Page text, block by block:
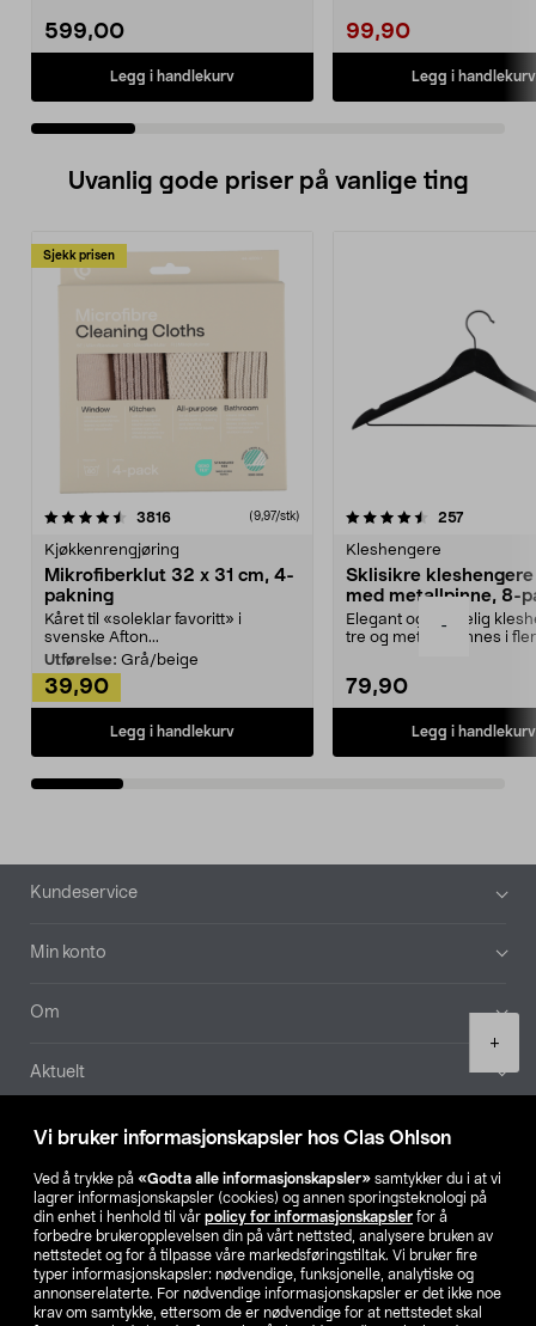
Vi bruker informasjonskapsler hos Clas Ohlson
Ved å trykke på «Godta alle informasjonskapsler» samtykker du i at vi
lagrer informasjonskapsler (cookies) og annen sporingsteknologi på
din enhet i henhold til vår policy for informasjonskapsler for å
forbedre brukeropplevelsen din på vårt nettsted, analysere bruken av
nettstedet og for å tilpasse våre markedsføringstiltak. Vi bruker fire
typer informasjonskapsler: nødvendige, funksjonelle, analytiske og
annonserelaterte. For nødvendige informasjonskapsler er det ikke noe
krav om samtykke, ettersom de er nødvendige for at nettstedet skal
-
+
599,00
Legg i handlekurv
99,90
Legg i handlekurv
Uvanlig gode priser på vanlige ting
Sjekk prisen
3816anmeldelser(9,97/stk)
Kjøkkenrengjøring
Mikrofiberklut 32 x 31 cm, 4-
pakning
Kåret til «soleklar favoritt» i
svenske Afton...
Utførelse: Grå/beige
39,90
Legg i handlekurv
4.5av 5 stjerner 257
Kleshengere
Sklisikre
med metallpinne, 8-
Elegant og skikkelig
tre og metall – finnes i
79,90
Legg i handlekurv
4.5av 5 stjerner
Bunntekst
Kundeservice
Min konto
Om
Aktuelt
Våre selskaper
Finn din butikk
SE NO FI